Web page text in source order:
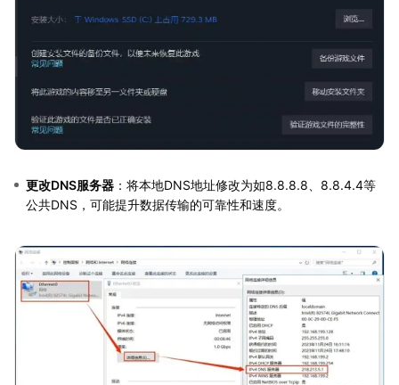
更改DNS服务器 ：将本地DNS地址修改为如8.8.8.8、8.8.4.4等
公共DNS，可能提升数据传输的可靠性和速度。